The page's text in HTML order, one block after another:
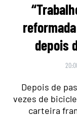
depois
Depois de
vezes de
carteira